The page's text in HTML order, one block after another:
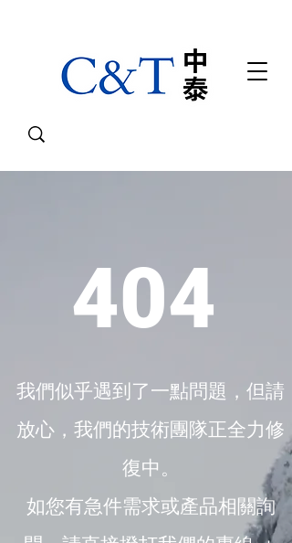
404
我們似乎遇到了一點問題，但請
放心，我們的技術團隊正全力修
復中。
如您有急件需求或產品相關詢